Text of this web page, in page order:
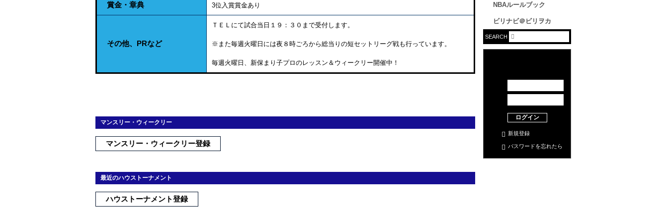
賞金・章典 3位入賞賞金あり
その他、PRなど
ＴＥＬにて試合当日１９：３０まで受付します。
※また毎週火曜日には夜８時ごろから総当りの短セットリーグ戦も行っています。
毎週火曜日、新保まり子プロのレッスン＆ウィークリー開催中！
マンスリー・ウィークリー
マンスリー・ウィークリー登録
最近のハウストーナメント
ハウストーナメント登録
NBAルールブック
ビリナビ＠ビリヲカ
SEARCH
ログイン
新規登録
パスワードを忘れたら